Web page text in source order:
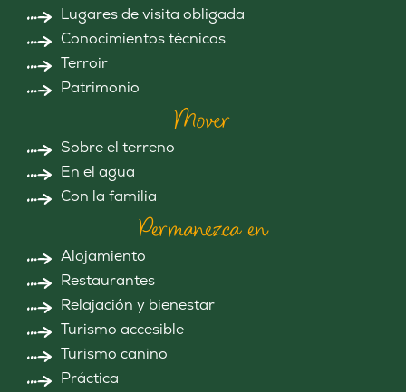
Lugares de visita obligada
Conocimientos técnicos
Terroir
Patrimonio
Mover
Sobre el terreno
En el agua
Con la familia
Permanezca en
Alojamiento
Restaurantes
Relajación y bienestar
Turismo accesible
Turismo canino
Práctica